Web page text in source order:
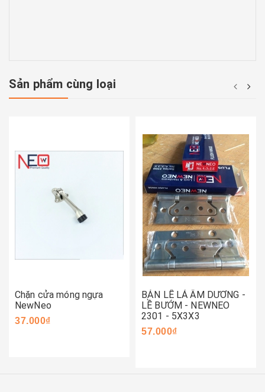
Sản phẩm cùng loại
Chặn cửa móng ngựa
NewNeo
37.000₫
BẢN LỀ LÁ ÂM DƯƠNG -
LỀ BƯỚM - NEWNEO
2301 - 5X3X3
57.000₫